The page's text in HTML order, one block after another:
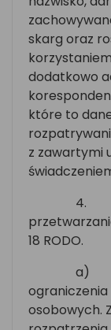
skarg oraz
dodatkowo
które to
z zawartymi
4.
18 RODO.
a)
osobowych.